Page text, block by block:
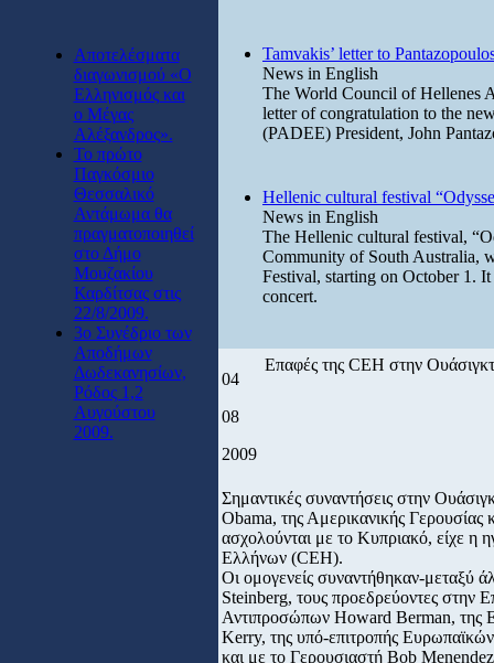
Αποτελέσματα
διαγωνισμού «Ο
Ελληνισμός και
ο Μέγας
Αλέξανδρος».
Το πρώτο
Παγκόσμιο
Θεσσαλικό
Αντάμωμα θα
πραγματοποιηθεί
στο Δήμο
Μουζακίου
Καρδίτσας στις
22/8/2009.
3ο Συνέδριο των
Αποδήμων
Δωδεκανησίων,
Ρόδος 1,2
Αυγούστου
2009.
Tamvakis’ letter to
News in English
The World Council of Hellenes
letter of congratulation to the
(PADEE) President, John
Hellenic cultural festival
News in English
The Hellenic cultural festival,
Community of South Australia,
Festival, starting on October 1.
concert.
04
08
2009
Επαφές της CEH στην
Σημαντικές συναντήσεις στην
Obama, της Αμερικανικής
ασχολούνται με το Κυπριακό, είχε η
Ελλήνων (CEH).
Οι ομογενείς συναντήθηκαν-μεταξύ
Steinberg, τους προεδρεύοντες στην
Αντιπροσώπων Howard Berman, της
Kerry, της υπό-επιτροπής
και με το Γερουσιαστή Bob